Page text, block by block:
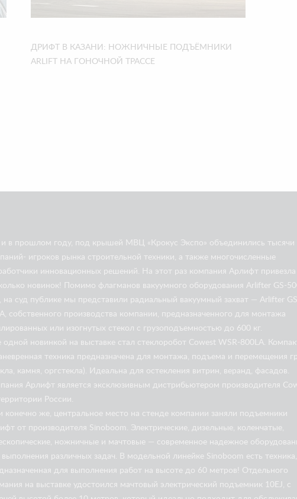
ДРИФТ В КАЗАНИ: НОЖНИЧНЫЕ ПОДЪЁМНИКИ
ARLIFT НА ГОНОЧНОЙ ТРАССЕ
и в прошлом году, под крышей МВЦ «Крокус Экспо» объединились тысячи
игроков рынка строительной техники, а также многочисленные
инновационных решений. На этот раз компания Арлифт привезла
новинок! Помимо флагманов вакуумного оборудования Arlifter GS-
, на суд публике мы представили радиальный вакуумный захват — Arlifter
, собственного производства компании, предназначенного для монтажа
или изогнутых стекол с грузоподъемностью до 600 кг.
одной новинкой на выставке стал стеклоробот Cowest WSR-800LA .
техника предназначена для монтажа, подъема и перемещения
камня, оргстекла). Идеальна для остекления витрин, веранд, фасадов.
Арлифт является эксклюзивным дистрибьютером производителя
России.
конечно же, центральное место на стенде компании заняли подъемники
от производителя Sinoboom. Электрические, дизельные, коленчатые,
ножничные и мачтовые — современное надежное
выполнения различных задач. В модельной линейке Sinoboom есть техника,
для выполнения работ на высоте до 60 метров! Отдельного
на выставке удостоился мачтовый электрический подъемник 10EJ
, с